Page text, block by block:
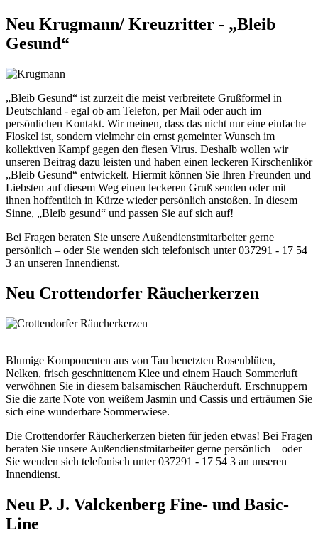
Neu Krugmann/ Kreuzritter - „Bleib
Gesund“
„Bleib Gesund“ ist zurzeit die meist verbreitete Grußformel in
Deutschland - egal ob am Telefon, per Mail oder auch im
persönlichen Kontakt. Wir meinen, dass das nicht nur eine einfache
Floskel ist, sondern vielmehr ein ernst gemeinter Wunsch im
kollektiven Kampf gegen den fiesen Virus. Deshalb wollen wir
unseren Beitrag dazu leisten und haben einen leckeren Kirschenlikör
„Bleib Gesund“ entwickelt. Hiermit können Sie Ihren Freunden und
Liebsten auf diesem Weg einen leckeren Gruß senden oder mit
ihnen hoffentlich in Kürze wieder persönlich anstoßen. In diesem
Sinne, „Bleib gesund“ und passen Sie auf sich auf!
Bei Fragen beraten Sie unsere Außendienstmitarbeiter gerne
persönlich – oder Sie wenden sich telefonisch unter 037291 - 17 54
3 an unseren Innendienst.
Neu Crottendorfer Räucherkerzen
Blumige Komponenten aus von Tau benetzten Rosenblüten,
Nelken, frisch geschnittenem Klee und einem Hauch Sommerluft
verwöhnen Sie in diesem balsamischen Räucherduft. Erschnuppern
Sie die zarte Note von weißem Jasmin und Cassis und erträumen Sie
sich eine wunderbare Sommerwiese.
Die Crottendorfer Räucherkerzen bieten für jeden etwas! Bei Fragen
beraten Sie unsere Außendienstmitarbeiter gerne persönlich – oder
Sie wenden sich telefonisch unter 037291 - 17 54 3 an unseren
Innendienst.
Neu P. J. Valckenberg Fine- und Basic-
Line